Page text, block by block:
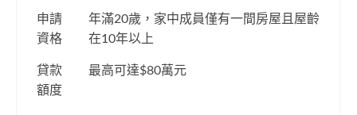
申請
資格
年滿20歲，家中成員僅有一間房屋且屋齡
在10年以上
貸款
額度
最高可達$80萬元